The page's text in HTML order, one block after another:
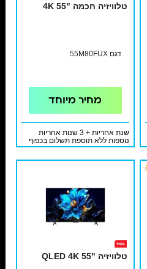
טלוויזיה חכמה "55 4K
דגם 55M80FUX
מחיר מיוחד
שנת אחריות + 3 שנות אחריות
נוספות ללא תוספת תשלום בכפוף
לתעודת אחריות ולתקנון
טלוויזיה "55 QLED 4K